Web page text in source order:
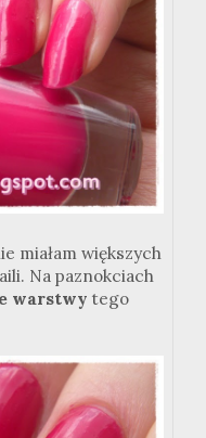
miałam większych
Na paznokciach
warstwy tego